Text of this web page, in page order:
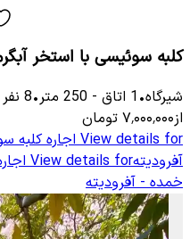
کلبه سوئیسی با استخر
شیرگاه•
1 اتاق -
250 متر•
8 نفر
از۷٬۰۰۰٬۰۰۰ تومان
View details for اجاره کلبه
آفرودیتهView details for
خمده - آفرودیته